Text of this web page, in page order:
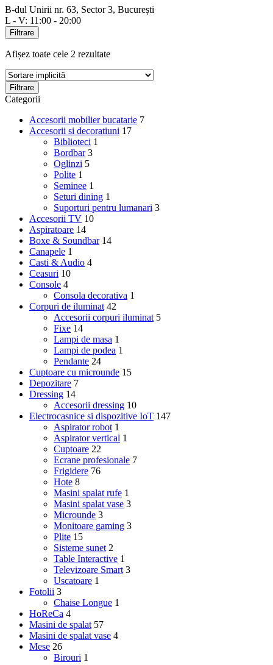
B-dul Unirii nr. 63, Sector 3, București
L - V: 11:00 - 20:00
Filtrare
Afișez toate cele 2 rezultate
Filtrare
Categorii
Accesorii mobilier bucatarie 7
Accesorii si decoratiuni 17
Biblioteci 1
Bordbar 3
Oglinzi 5
Polite 1
Seminee 1
Seturi dining 1
Suporturi pentru lumanari 3
Accesorii TV 10
Aspiratoare 14
Boxe & Soundbar 14
Canapele 1
Casti & Audio 4
Ceasuri 10
Console 4
Consola decorativa 1
Corpuri de iluminat 42
Accesorii corpuri iluminat 5
Fixe 14
Lampi de masa 1
Lampi de podea 1
Pendante 24
Cuptoare cu microunde 15
Depozitare 7
Dressing 14
Accesorii dressing 10
Electrocasnice si dispozitive IoT 147
Aspirator robot 1
Aspirator vertical 1
Cuptoare 22
Ecrane profesionale 7
Frigidere 76
Hote 8
Masini spalat rufe 1
Masini spalat vase 3
Microunde 3
Monitoare gaming 3
Plite 15
Sisteme sunet 2
Table Interactive 1
Televizoare Smart 3
Uscatoare 1
Fotolii 3
Chaise Longue 1
HoReCa 4
Masini de spalat 57
Masini de spalat vase 4
Mese 26
Birouri 1